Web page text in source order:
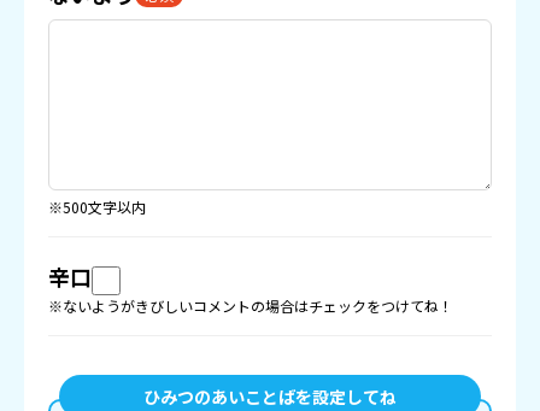
※500文字以内
辛口
※ないようがきびしいコメントの場合はチェックをつけてね！
ひみつのあいことばを設定してね